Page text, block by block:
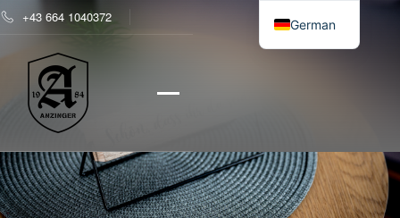
+43 664 1040372
German
English